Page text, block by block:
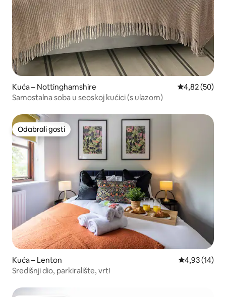
Kuća – Nottinghamshire Prosječna
4,82 (50)
Samostalna soba u seoskoj kućici (s ulazom)
Odabrali gosti
Odabrali gosti
Kuća – Lenton Prosječna
4,93 (14)
Središnji dio, parkiralište, vrt!